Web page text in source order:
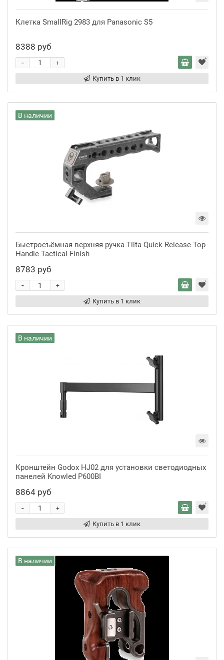
Клетка SmallRig 2983 для Panasonic S5
8388 руб
+
-
Купить в 1 клик
В наличии
Быстросъёмная верхняя ручка Tilta Quick Release Top
Handle Tactical Finish
8783 руб
+
-
Купить в 1 клик
В наличии
Кронштейн Godox HJ02 для установки светодиодных
панелей Knowled P600BI
8864 руб
+
-
Купить в 1 клик
В наличии